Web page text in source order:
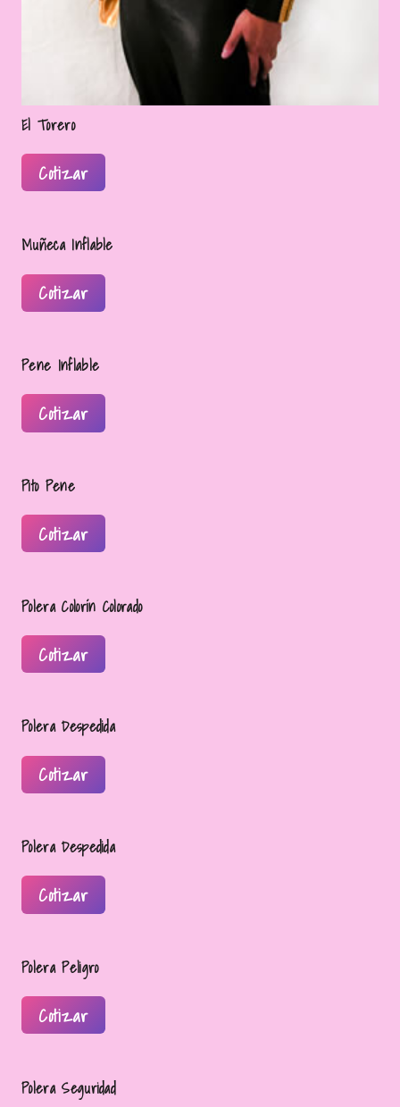
El Torero
Cotizar
Muñeca Inflable
Cotizar
Pene Inflable
Cotizar
Pito Pene
Cotizar
Polera Colorín Colorado
Cotizar
Polera Despedida
Cotizar
Polera Despedida
Cotizar
Polera Peligro
Cotizar
Polera Seguridad